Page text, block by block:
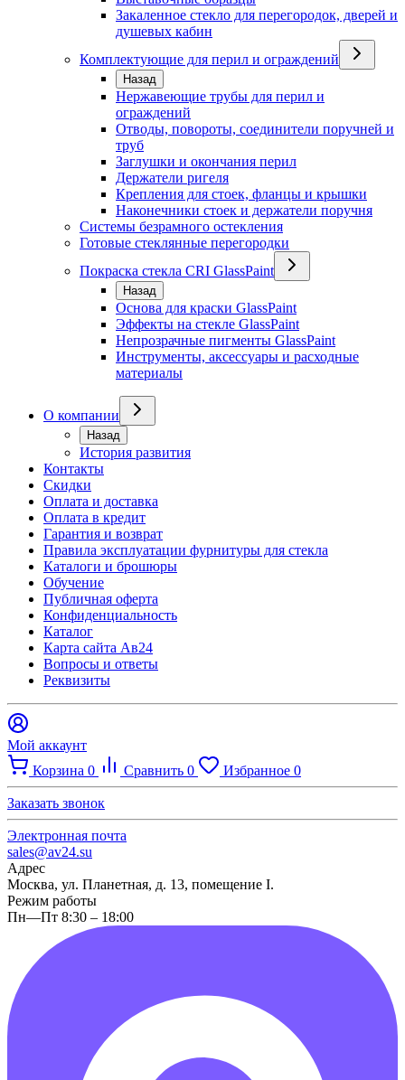
Закаленное стекло для перегородок, дверей и
душевых кабин
Комплектующие для перил и ограждений
Назад
Нержавеющие трубы для перил и
ограждений
Отводы, повороты, соединители поручней и
труб
Заглушки и окончания перил
Держатели ригеля
Крепления для стоек, фланцы и крышки
Наконечники стоек и держатели поручня
Системы безрамного остекления
Готовые стеклянные перегородки
Покраска стекла CRI GlassPaint
Назад
Основа для краски GlassPaint
Эффекты на стекле GlassPaint
Непрозрачные пигменты GlassPaint
Инструменты, аксессуары и расходные
материалы
О компании
Назад
История развития
Контакты
Скидки
Оплата и доставка
Оплата в кредит
Гарантия и возврат
Правила эксплуатации фурнитуры для стекла
Каталоги и брошюры
Обучение
Публичная оферта
Конфиденциальность
Каталог
Карта сайта Ав24
Вопросы и ответы
Реквизиты
Мой аккаунт
Корзина 0 Сравнить 0 Избранное 0
Заказать звонок
Электронная почта
sales@av24.su
Адрес
Москва, ул. Планетная, д. 13, помещение I.
Режим работы
Пн—Пт 8:30 – 18:00